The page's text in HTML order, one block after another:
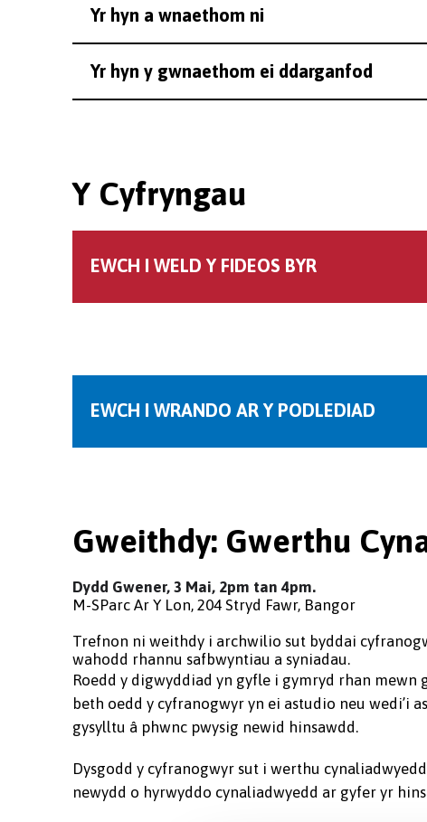
Yr hyn a wnaethom ni
Yr hyn y gwnaethom ei ddarganfod
Y Cyfryngau
EWCH I WELD Y FIDEOS BYR
EWCH I WRANDO AR Y PODLEDIAD
Gweithdy: Gwerthu
Dydd Gwener, 3 Mai, 2pm tan 4pm.
M-SParc Ar Y Lon, 204 Stryd Fawr, Bangor
Trefnon ni weithdy i archwilio sut byddai
wahodd rhannu safbwyntiau a syniadau.
Roedd y digwyddiad yn gyfle i gymryd rhan
beth oedd y cyfranogwyr yn ei astudio neu wedi’i
gysylltu â phwnc pwysig newid hinsawdd.
Dysgodd y cyfranogwyr sut i werthu
newydd o hyrwyddo cynaliadwyedd ar gyfer yr